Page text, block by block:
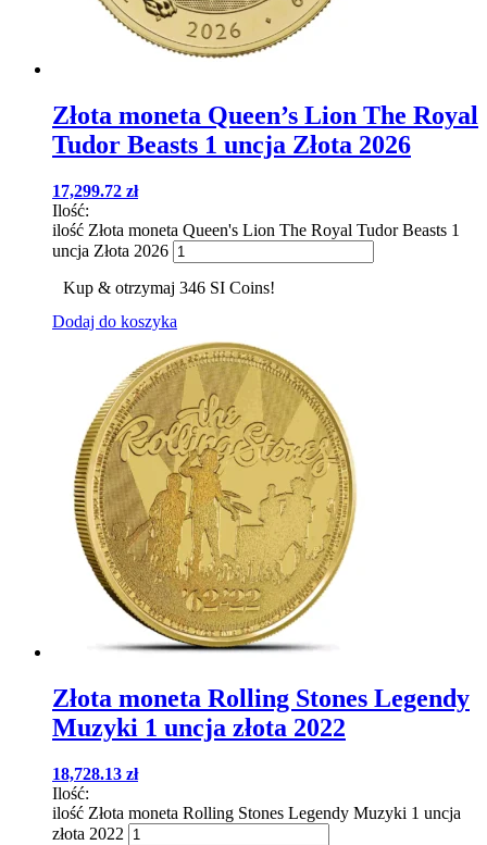
Złota moneta Queen’s Lion The Royal
Tudor Beasts 1 uncja Złota 2026
17,299.72 zł
Ilość:
ilość Złota moneta Queen's Lion The Royal Tudor Beasts 1
uncja Złota 2026
Kup & otrzymaj 346 SI Coins!
Dodaj do koszyka
Złota moneta Rolling Stones Legendy
Muzyki 1 uncja złota 2022
18,728.13 zł
Ilość:
ilość Złota moneta Rolling Stones Legendy Muzyki 1 uncja
złota 2022